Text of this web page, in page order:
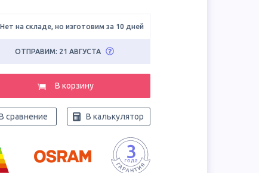
Нет на складе, но изготовим за 10 дней
ОТПРАВИМ: 21 АВГУСТА
В корзину
сравнение В калькулятор